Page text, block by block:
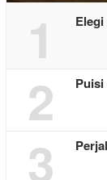
1
2
3